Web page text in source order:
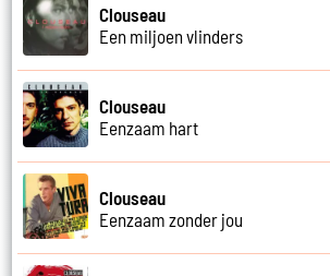
Clouseau
Een miljoen vlinders
Clouseau
Eenzaam hart
Clouseau
Eenzaam zonder jou